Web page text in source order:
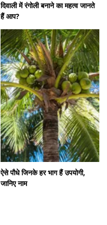
दिवाली में रंगोली बनाने का महत्व जानते
हैं आप?
ऐसे पौधे जिनके हर भाग हैं उपयोगी,
जानिए नाम